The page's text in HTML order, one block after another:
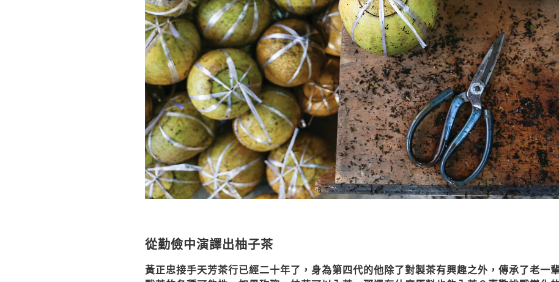
從勤儉中演譯出柚子茶
黃正忠接手天芳茶行已經二十年了，身為第四代的他除了對製茶有興趣之外，傳承了老一